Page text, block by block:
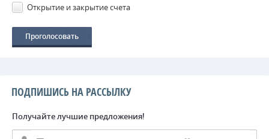
Открытие и закрытие счета
ПОДПИШИСЬ НА РАССЫЛКУ
Получайте лучшие предложения!